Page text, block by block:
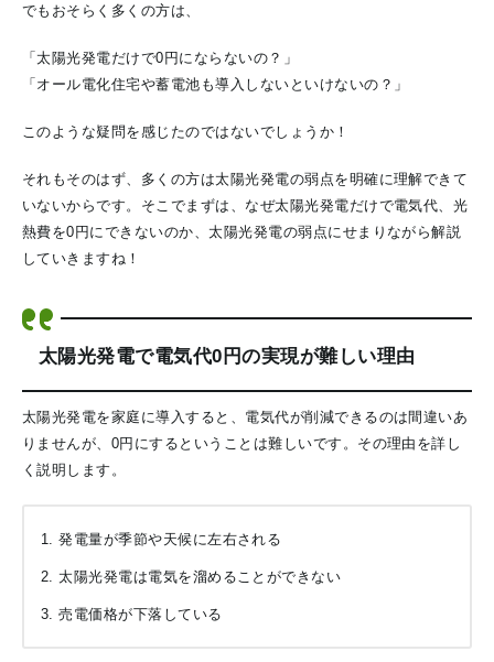
でもおそらく多くの方は、
「太陽光発電だけで0円にならないの？」
「オール電化住宅や蓄電池も導入しないといけないの？」
このような疑問を感じたのではないでしょうか！
それもそのはず、多くの方は太陽光発電の弱点を明確に理解できて
いないからです。そこでまずは、なぜ太陽光発電だけで電気代、光
熱費を0円にできないのか、太陽光発電の弱点にせまりながら解説
していきますね！
太陽光発電で電気代0円の実現が難しい理由
太陽光発電を家庭に導入すると、電気代が削減できるのは間違いあ
りませんが、0円にするということは難しいです。その理由を詳し
く説明します。
発電量が季節や天候に左右される
太陽光発電は電気を溜めることができない
売電価格が下落している